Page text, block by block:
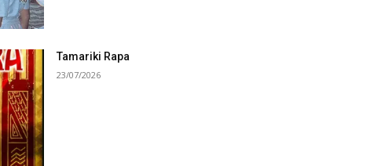
Tamariki Rapa
23/07/2026